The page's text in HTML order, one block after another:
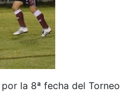
la 8ª fecha del Torneo